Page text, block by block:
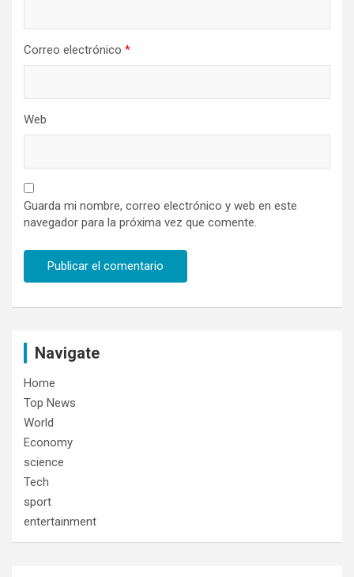
Correo electrónico *
Web
Guarda mi nombre, correo electrónico y web en este
navegador para la próxima vez que comente.
Navigate
Home
Top News
World
Economy
science
Tech
sport
entertainment